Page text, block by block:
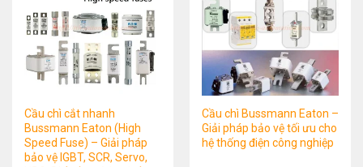
Cầu chì cắt nhanh
Bussmann Eaton (High
Speed Fuse) – Giải pháp
bảo vệ IGBT, SCR, Servo,
Cầu chì Bussmann Eaton –
Giải pháp bảo vệ tối ưu cho
hệ thống điện công nghiệp